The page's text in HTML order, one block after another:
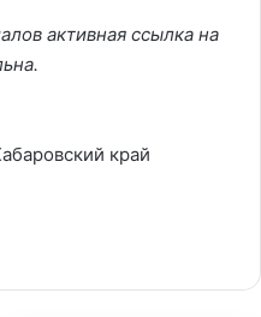
активная ссылка на
край